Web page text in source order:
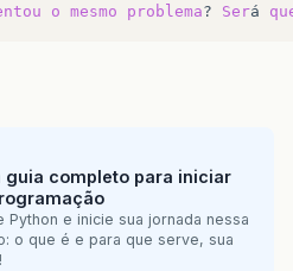
o mesmo problema? Será
guia completo para iniciar
e inicie sua jornada nessa
o que é e para que serve, sua